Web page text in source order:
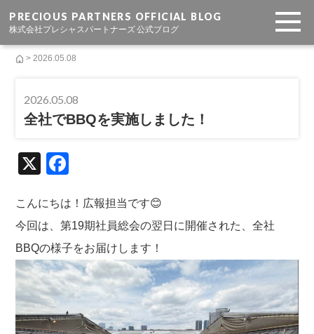
PRECIOUS PARTNERS OFFICIAL BLOG
株式会社プレシャスパートナーズ 公式ブログ
> 2026.05.08
2026.05.08
全社でBBQを実施しました！
X
c
e
b
o
o
k
こんにちは！広報担当です😊
今回は、第19期社員総会の翌日に開催された、全社
BBQの様子をお届けします！